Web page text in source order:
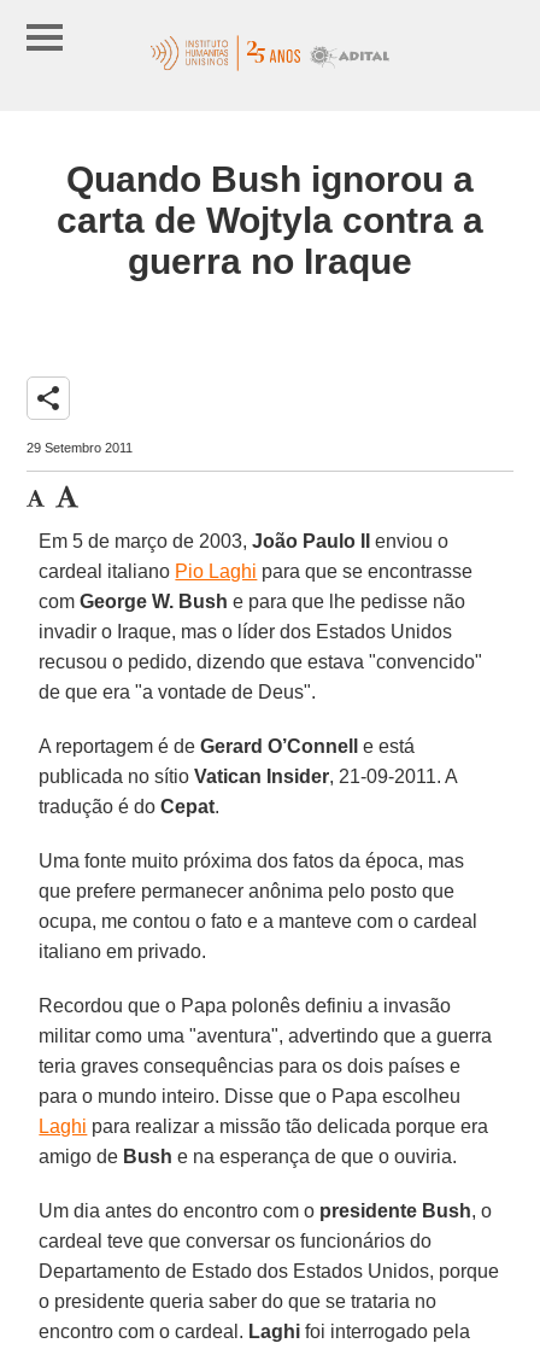
Quando Bush ignorou a
carta de Wojtyla contra a
guerra no Iraque
share
29 Setembro 2011
Em 5 de março de 2003,João Paulo II
enviou o
cardeal italiano Pio Laghi para que se encontrasse
comGeorge W. Bush e para que lhe pedisse não
invadir o Iraque, mas o líder dos Estados Unidos
recusou o pedido, dizendo que estava "convencido"
de que era "a vontade de Deus".
A reportagem é deGerard O’Connell
e está
publicada no sítioVatican Insider, 21-09-2011. A
tradução é doCepat.
Uma fonte muito próxima dos fatos da época, mas
que prefere permanecer anônima pelo posto que
ocupa, me contou o fato e a manteve com o cardeal
italiano em privado.
Recordou que o Papa polonês definiu a invasão
militar como uma "aventura", advertindo que a guerra
teria graves consequências para os dois países e
para o mundo inteiro. Disse que o Papa escolheu
Laghi para realizar a missão tão delicada porque era
amigo de Bush e na esperança de que o ouviria.
Um dia antes do encontro com o presidente Bush, o
cardeal teve que conversar os funcionários do
Departamento de Estado dos Estados Unidos, porque
o presidente queria saber do que se trataria no
encontro com o cardeal. Laghi foi interrogado pela